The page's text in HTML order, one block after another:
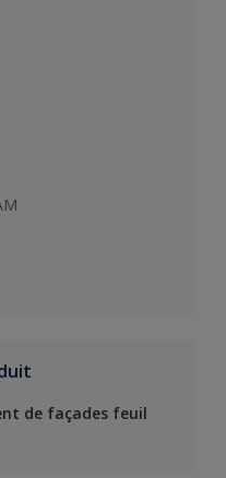
de façades feuil